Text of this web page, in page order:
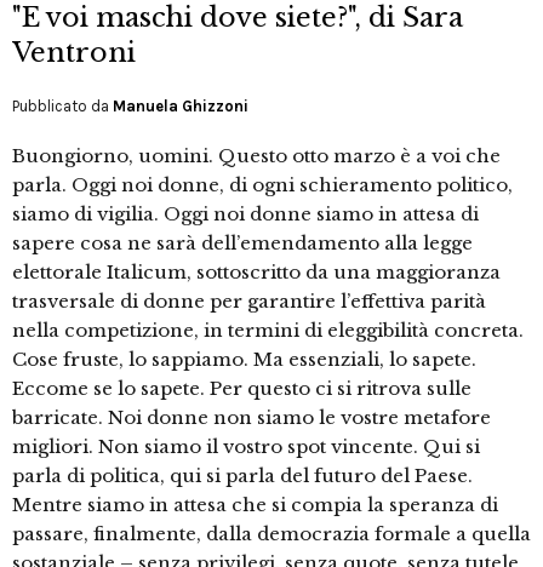
"E voi maschi dove siete?", di Sara
Ventroni
Pubblicato da Manuela Ghizzoni
Buongiorno, uomini. Questo otto marzo è a voi che
parla. Oggi noi donne, di ogni schieramento politico,
siamo di vigilia. Oggi noi donne siamo in attesa di
sapere cosa ne sarà dell’emendamento alla legge
elettorale Italicum, sottoscritto da una maggioranza
trasversale di donne per garantire l’effettiva parità
nella competizione, in termini di eleggibilità concreta.
Cose fruste, lo sappiamo. Ma essenziali, lo sapete.
Eccome se lo sapete. Per questo ci si ritrova sulle
barricate. Noi donne non siamo le vostre metafore
migliori. Non siamo il vostro spot vincente. Qui si
parla di politica, qui si parla del futuro del Paese.
Mentre siamo in attesa che si compia la speranza di
passare, finalmente, dalla democrazia formale a quella